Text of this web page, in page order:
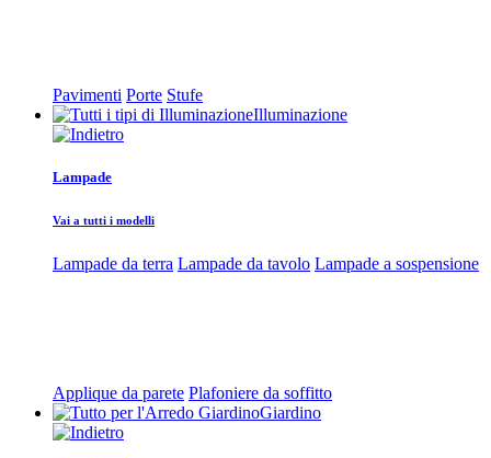
Pavimenti Porte Stufe
Illuminazione
Lampade
Vai a tutti i modelli
Lampade da terra Lampade da tavolo Lampade a sospensione
Applique da parete Plafoniere da soffitto
Giardino